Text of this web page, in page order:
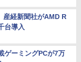
産経新聞社がAMD R
台導入
ゲーミングPCが7万